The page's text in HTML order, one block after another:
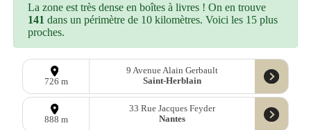
La zone est très dense en boîtes à livres ! On en trouve
141 dans un périmètre de 10 kilomètres. Voici les 15 plus
proches.
726 m
9 Avenue Alain Gerbault
Saint-Herblain
888 m
33 Rue Jacques Feyder
Nantes